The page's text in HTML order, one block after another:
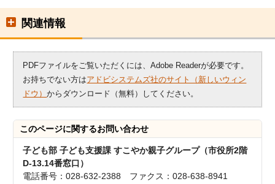
関連情報
PDFファイルをご覧いただくには、Adobe Readerが必要です。
お持ちでない方はアドビシステムズ社のサイト（新しいウィン
ドウ）からダウンロード（無料）してください。
このページに関するお問い合わせ
子ども部 子ども支援課 すこやか親子グループ（市役所2階
D-13.14番窓口）
電話番号：028-632-2388 ファクス：028-638-8941